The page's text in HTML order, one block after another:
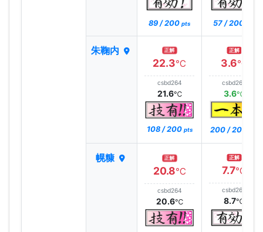
89 / 200 pts 57 / 200
朱鞠内 正解
22.3℃
csbd264
21.6℃
108 / 200 pts
正解
3.6℃
csbd264
3.6℃
200 / 200
幌糠 正解
20.8℃
csbd264
20.6℃
正解
7.7℃
csbd264
8.7℃